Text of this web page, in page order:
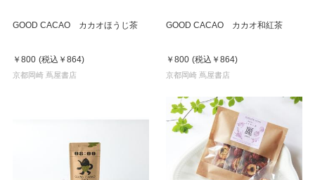
GOOD CACAO カカオほうじ茶
￥800 (税込 ￥864)
京都岡崎 蔦屋書店
GOOD CACAO カカオ和紅茶
￥800 (税込 ￥864)
京都岡崎 蔦屋書店